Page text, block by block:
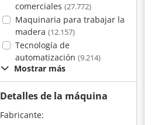
comerciales (27.772)
Maquinaria para trabajar la
madera (12.157)
Tecnología de
automatización (9.214)
Mostrar más
Detalles de la máquina
Fabricante: